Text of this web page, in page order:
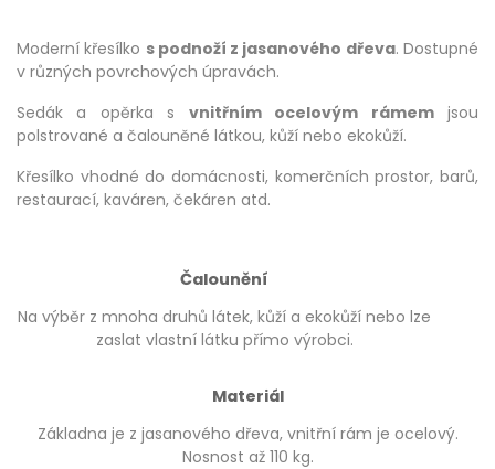
Moderní křesílko s podnoží z jasanového dřeva. Dostupné
v různých povrchových úpravách.
Sedák a opěrka s vnitřním ocelovým rámemjsou
polstrované a čalouněné látkou, kůží nebo ekokůží.
Křesílko vhodné do domácnosti, komerčních prostor, barů,
restaurací, kaváren, čekáren atd.
Čalounění
Na výběr z mnoha druhů látek, kůží a ekokůží nebo lze
zaslat vlastní látku přímo výrobci.
Materiál
Základna je z jasanového dřeva, vnitřní rám je ocelový.
Nosnost až 110 kg.